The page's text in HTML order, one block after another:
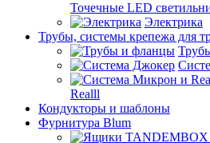
Точечные LED
Электрика
Трубы, системы крепежа для
Realll
Кондукторы и шаблоны
Фурнитура Blum